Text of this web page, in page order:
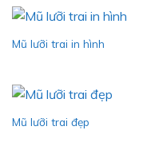
Mũ lưỡi trai in hình
Mũ lưỡi trai đẹp